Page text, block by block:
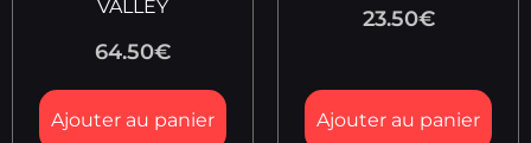
VALLEY
64.50€
Ajouter au panier
23.50€
Ajouter au panier